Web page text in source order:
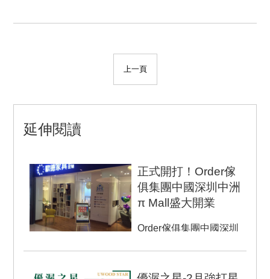
上一頁
延伸閱讀
正式開打！Order傢
俱集團中國深圳中洲
π Mall盛大開業
Order傢俱集團中國深圳
統家具領導品牌 - Orde...